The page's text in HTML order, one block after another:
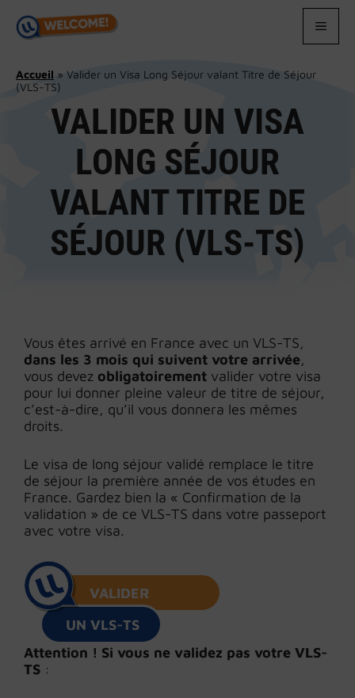
contenu
Accueil » Valider un Visa Long Séjour valant Titre de Séjour
(VLS-TS)
VALIDER UN VISA
LONG SÉJOUR
VALANT TITRE DE
SÉJOUR (VLS-TS)
Vous êtes arrivé en France avec un VLS-TS,
dans les 3 mois qui suivent votre arrivée,
vous devez obligatoirement valider votre visa
pour lui donner pleine valeur de titre de séjour,
c’est-à-dire, qu’il vous donnera les mêmes
droits.
Le visa de long séjour validé remplace le titre
de séjour la première année de vos études en
France. Gardez bien la « Confirmation de la
validation » de ce VLS-TS dans votre passeport
avec votre visa.
VALIDER
UN VLS-TS
Attention ! Si vous ne validez pas votre VLS-
TS :